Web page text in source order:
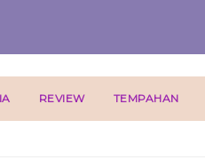
REVIEW TEMPAHAN